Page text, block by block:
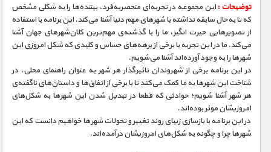
توضیحات :این مجموعه در تجربه‌ای منحصربه‌فرد، بیننده‌ها را به شکلی مشخص
که تا به‌حال سابقه نداشته با شهر‌های مهم دنیا آشنا می‌کند. این برنامه با استفاده
از تصویرهایی حیرت انگیز، ما را با گذشته‌ی مهم‌ترین کلان‌شهر‌های جهان آشنا
می‌کند. ما در این تجربه با برخی از برهه‌های حساس و کلیدی که شکل امروزی این
شهر‌ها را به وجود آورده‌اند آشنا می‌شویم.
در این برنامه برخی از شهروندان تاثیرگذار هر شهر به عنوان راهنمای محلی، در
شناخت این شهر‌ها به ما کمک می‌کنند تا با برخی از اتفاق‌ها و داستان‌های ناگفته‌ی
هر شهر آشنا شویم؛ حوادثی که قطعا در تبدیل شدن این شهر‌ها به شکل‌های
امروزیشان موثر بوده‌اند.
در این برنامه با بازسازی زیبای روند تغییر و تحولات شهر‌ها خواهیم دانست که این
شهر‌ها چرا و چگونه به شکل‌های امروزیشان درآمده‌اند.